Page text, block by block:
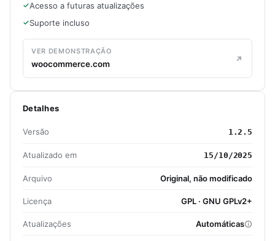
Acesso a futuras atualizações
Suporte incluso
VER DEMONSTRAÇÃO
woocommerce.com
Detalhes
Versão 1.2.5
Atualizado em 15/10/2025
Arquivo Original, não modificado
Licença GPL · GNU GPLv2+
Atualizações Automáticas